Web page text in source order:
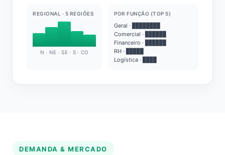
REGIONAL · 5 REGIÕES
N · NE · SE · S · CO
POR FUNÇÃO (TOP 5)
Geral · ████████
Comercial · ██████
Financeiro · ██████
RH · █████
Logística · ████
DEMANDA & MERCADO